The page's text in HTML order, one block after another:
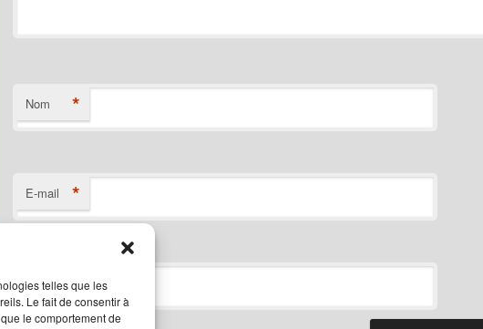
telles que les
Le fait de consentir à
le comportement de
Nom *
E-mail *
Site web